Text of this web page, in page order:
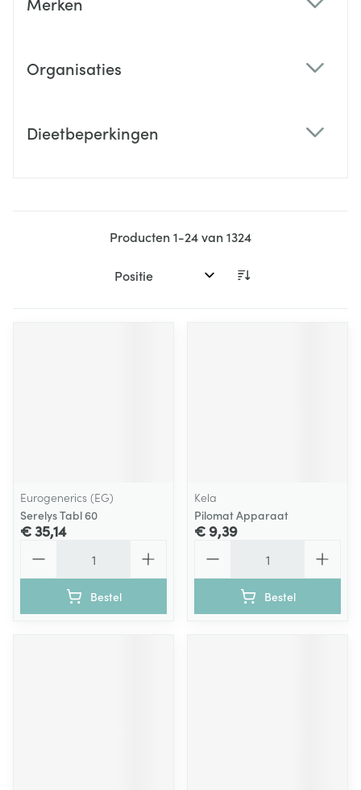
Organisaties
Dieetbeperkingen
Producten1-24van1324
Sorteer op:
Eurogenerics (EG)
Serelys Tabl 60
€ 35,14
Bestel
Kela
Pilomat Apparaat
€ 9,39
Bestel